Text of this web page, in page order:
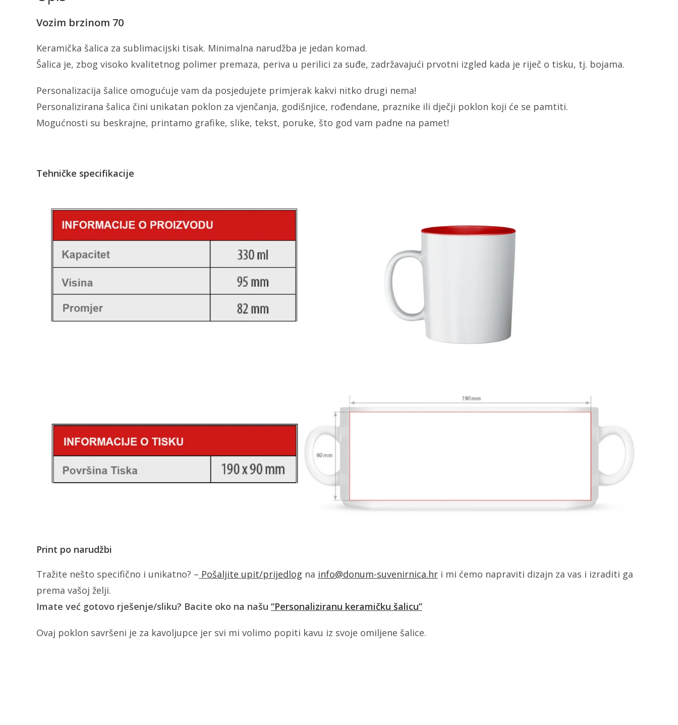
Vozim brzinom 70
Keramička šalica za sublimacijski tisak. Minimalna narudžba je jedan komad.
Šalica je, zbog visoko kvalitetnog polimer premaza, periva u perilici za suđe, zadržavajući prvotni izgled kada je riječ o tisku, tj. bojama.
Personalizacija šalice omogućuje vam da posjedujete primjerak kakvi nitko drugi nema!
Personalizirana šalica čini unikatan poklon za vjenčanja, godišnjice, rođendane, praznike ili dječji poklon koji će se pamtiti.
Mogućnosti su beskrajne, printamo grafike, slike, tekst, poruke, što god vam padne na pamet!
Tehničke specifikacije
Print po narudžbi
Tražite nešto specifično i unikatno? – Pošaljite upit/prijedlog na info@donum-suvenirnica.hr i mi ćemo napraviti dizajn za vas i izraditi ga
prema vašoj želji.
Imate već gotovo rješenje/sliku? Bacite oko na našu “Personaliziranu keramičku šalicu”
Ovaj poklon savršeni je za kavoljupce jer svi mi volimo popiti kavu iz svoje omiljene šalice.